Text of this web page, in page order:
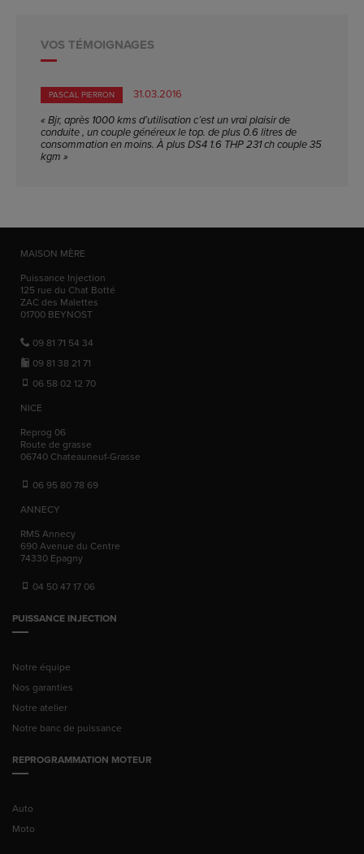
VOS TÉMOIGNAGES
PASCAL PIERRON
31.03.2016
« Bjr, après 1000 kms d’utilisation c’est un vrai plaisir de
conduite , un couple généreux le top. de plus 0.6 litres de
consommation en moins. À plus DS4 1.6 THP 231 ch couple 35
kgm »
MAISON MÈRE
Puissance Injection
125 rue du Chat Botté
ZAC des Malettes
01700 BEYNOST
09 81 71 54 34
09 81 38 21 71
06 58 02 12 70
NICE
Reprog 06
Route de grasse
06740 Chateauneuf-Grasse
06 95 80 78 69
ANNECY
RMS Annecy
690 Avenue du Centre
74330 Epagny
04 50 47 17 06
PUISSANCE INJECTION
Notre équipe
Nos garanties
Notre atelier
Notre banc de puissance
REPROGRAMMATION MOTEUR
Auto
Moto